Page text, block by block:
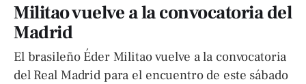
Militao vuelve a la convocatoria del
Madrid
El brasileño Éder Militao vuelve a la convocatoria
del Real Madrid para el encuentro de este sábado